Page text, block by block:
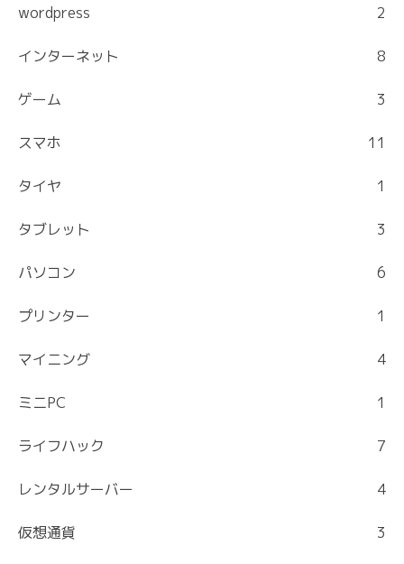
wordpress 2
インターネット 8
ゲーム 3
スマホ 11
タイヤ 1
タブレット 3
パソコン 6
プリンター 1
マイニング 4
ミニPC 1
ライフハック 7
レンタルサーバー 4
仮想通貨 3